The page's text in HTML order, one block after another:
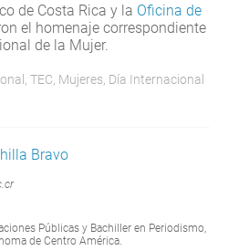
de Costa Rica y la Oficina de
el homenaje correspondiente
de la Mujer.
TEC Mujeres Día Internacional
Bravo
Públicas y Bachiller en Periodismo,
de Centro América.